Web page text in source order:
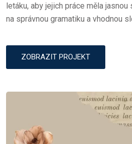
N
letáku, aby jejich práce měla
na správnou gramatiku a vhodnou
ZOBRAZIT PROJEKT